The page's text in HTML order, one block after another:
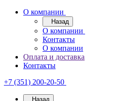
О компании
Назад
О компании
Контакты
О компании
Оплата и доставка
Контакты
+7 (351) 200-20-50
Назад